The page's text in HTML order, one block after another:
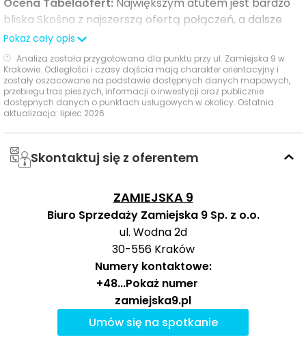
atmosferycznymi, co zwiększa komfort codziennego
użytkowania.
Zamiejska 9to inwestycja, która łączy nowoczesną
architekturę z funkcjonalnością oraz ekologicznymi
rozwiązaniami, zapewniając komfortowe warunki życia
w jednej z najprężniej rozwijających się lokalizacji
Krakowa. To miejsce, które spełni oczekiwania osób
szukających spokoju i prywatności, nie rezygnując z
wygody dostępu do miejskich udogodnień.
Ocena Tabelaofert: Największym atutem jest bardzo
bliska Skośna z najszerszą ofertą połączeń, a dalsze
przystanki sensownie poszerzają dostępne kierunki,
choć całość opiera się wyłącznie na komunikacji
autobusowej.
Ważne miejsca w okolicy: edukacja, sport,
zakupy i rozrywka
W bezpośrednim otoczeniu inwestycji uwagę zwracają
bliskie przedszkola, wygodny dostęp do zaplecza
sportowo‑rekreacyjnego oraz praktyczna oferta
zakupów i rozrywki na co dzień.
Nazwa usługi Odległość
Przedszkola
Przedszkole
Samorządowe
nr 58
651 m
Fair Play 1258 m 16 min
Pokaż cały opis
Analiza została przygotowana dla punktu przy ul. Zamiejska 9 w
Krakowie. Odległości i czasy dojścia mają charakter orientacyjny i
zostały oszacowane na podstawie dostępnych danych mapowych,
przebiegu tras pieszych, informacji o inwestycji oraz publicznie
dostępnych danych o punktach usługowych w okolicy. Ostatnia
aktualizacja: lipiec 2026
Skontaktuj się z oferentem
ZAMIEJSKA 9
Biuro Sprzedaży Zamiejska 9 Sp. z o.o.
ul. Wodna 2d
30-556 Kraków
Numery kontaktowe:
+48...Pokaż numer
zamiejska9.pl
Umów się na spotkanie